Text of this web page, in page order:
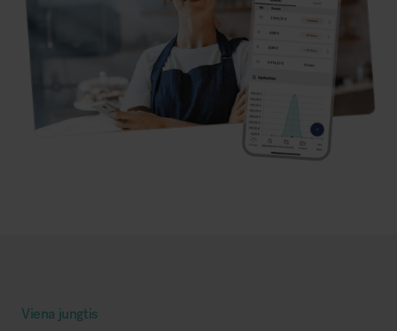
Viena jungtis